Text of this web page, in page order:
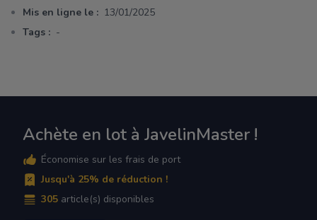
Mis en ligne le : 13/01/2025
Tags : -
Achète en lot à JavelinMaster !
Économise sur les frais de port
Jusqu'à 25% de réduction !
305 article(s) disponibles